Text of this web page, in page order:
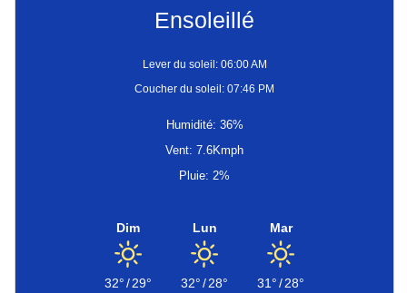
Ensoleillé
Lever du soleil: 06:00 AM
Coucher du soleil: 07:46 PM
Humidité: 36%
Vent: 7.6Kmph
Pluie: 2%
Dim
32°/29°
Lun
32°/28°
Mar
31°/28°